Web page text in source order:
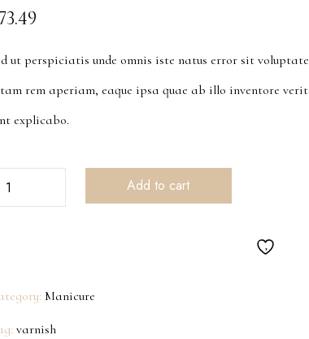
ut perspiciatis unde omnis iste natus error sit
rem aperiam, eaque ipsa quae ab illo inventore
explicabo.
Add to cart
Manicure
varnish